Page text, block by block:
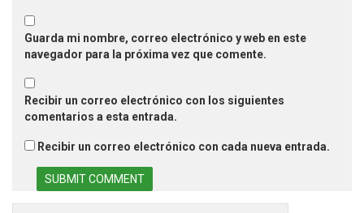
Guarda mi nombre, correo electrónico y web en este
navegador para la próxima vez que comente.
Recibir un correo electrónico con los siguientes
comentarios a esta entrada.
Recibir un correo electrónico con cada nueva entrada.